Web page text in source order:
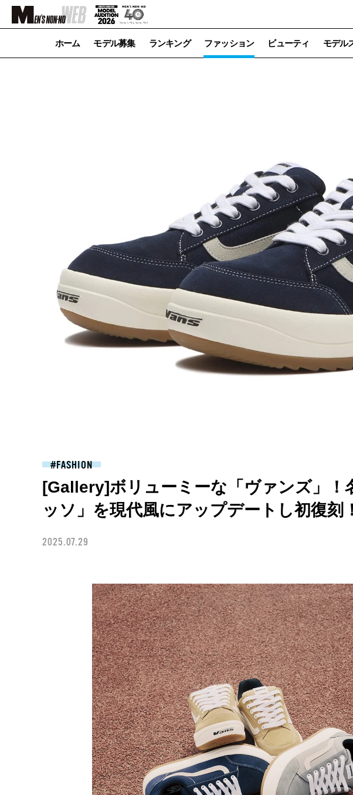
ホーム モデル募集 ランキング ファッション ビューティ モデル
FASHION
[Gallery]ボリューミーな「ヴァンズ」！
ッソ」を現代風にアップデートし初復刻！
2025.07.29